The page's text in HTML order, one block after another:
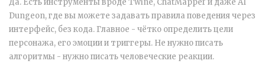
Да. Есть инструменты вроде Twine, ChatMapper и даже AI
Dungeon, где вы можете задавать правила поведения через
интерфейс, без кода. Главное - чётко определить цели
персонажа, его эмоции и триггеры. Не нужно писать
алгоритмы - нужно писать человеческие реакции.